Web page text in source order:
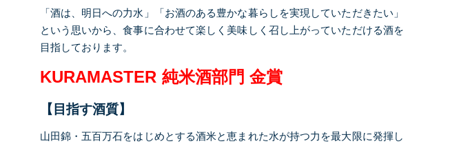
「酒は、明日への力水」「お酒のある豊かな暮らしを実現していただきたい」
という思いから、食事に合わせて楽しく美味しく召し上がっていただける酒を
目指しております。
KURAMASTER 純米酒部門 金賞
【目指す酒質】
山田錦・五百万石をはじめとする酒米と恵まれた水が持つ力を最大限に発揮し